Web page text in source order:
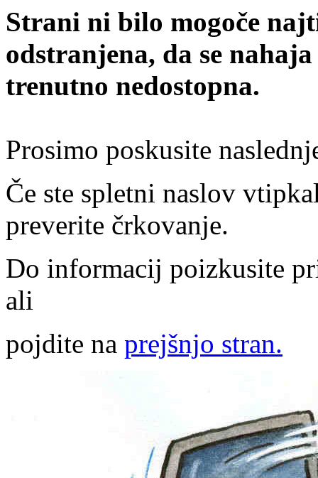
Strani ni bilo mogoče
odstranjena, da se
trenutno nedostopna.
Prosimo poskusite
Če ste spletni naslov
preverite črkovanje.
Do informacij poizkusite
ali
pojdite na prejšnjo stran.